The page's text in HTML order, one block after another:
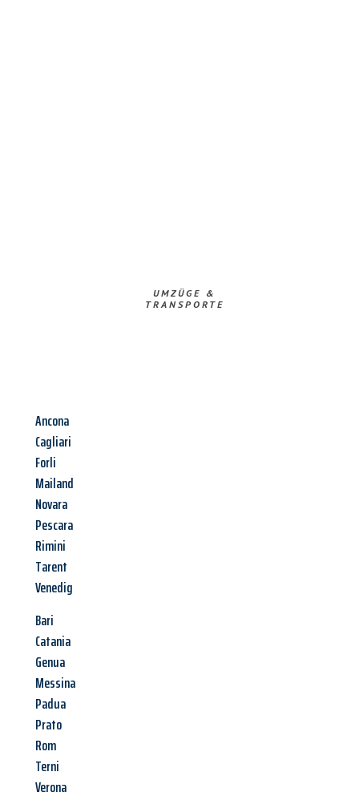
UMZÜGE &
TRANSPORTE
Ancona
Cagliari
Forli
Mailand
Novara
Pescara
Rimini
Tarent
Venedig
Bari
Catania
Genua
Messina
Padua
Prato
Rom
Terni
Verona